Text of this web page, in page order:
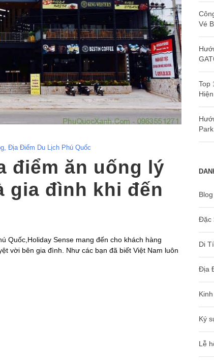
, Địa Điểm Du Lịch Phú Quốc
điểm ăn uống lý
gia đình khi đến
Quốc,Holiday Sense mang đến cho khách hàng
vời bên gia đình. Như các bạn đã biết Việt Nam luôn
Vé
Top
Blog
Đặc
Di
Địa
Ký
Lễ